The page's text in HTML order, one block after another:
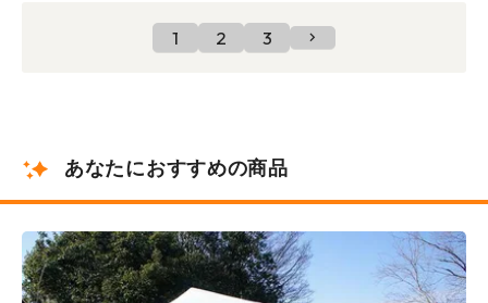
1 2 3
あなたにおすすめの商品